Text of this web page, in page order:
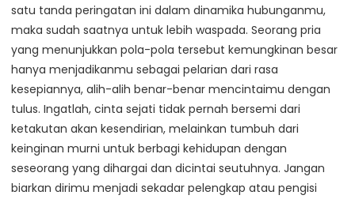
satu tanda peringatan ini dalam dinamika hubunganmu,
maka sudah saatnya untuk lebih waspada. Seorang pria
yang menunjukkan pola-pola tersebut kemungkinan besar
hanya menjadikanmu sebagai pelarian dari rasa
kesepiannya, alih-alih benar-benar mencintaimu dengan
tulus. Ingatlah, cinta sejati tidak pernah bersemi dari
ketakutan akan kesendirian, melainkan tumbuh dari
keinginan murni untuk berbagi kehidupan dengan
seseorang yang dihargai dan dicintai seutuhnya. Jangan
biarkan dirimu menjadi sekadar pelengkap atau pengisi